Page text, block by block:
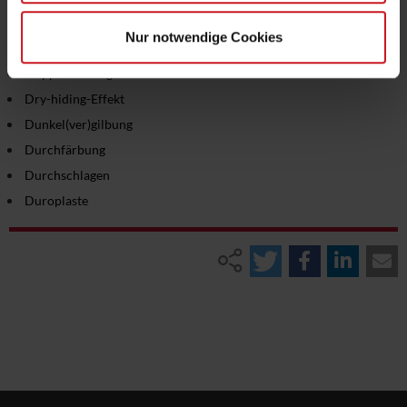
Nur notwendige Cookies
Dry-hiding-Effekt
Dunkel(ver)gilbung
Durchfärbung
Durchschlagen
Duroplaste